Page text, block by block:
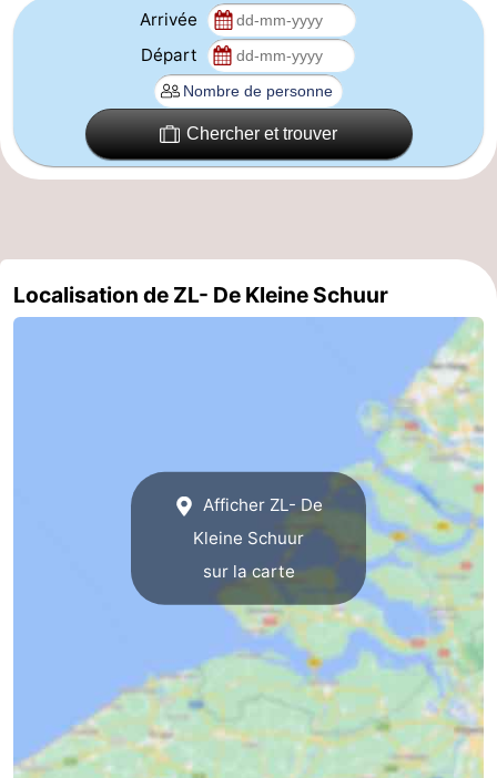
Kop
Schouwen
-
Oranjezon
Oostkapelle
-
Mantelingen
Zoutelande
-
Cadzand
Nature
Météo
Arrivée
Départ
Chercher et trouver
Localisation de ZL- De Kleine Schuur
Afficher ZL- De
Kleine Schuur
sur la carte